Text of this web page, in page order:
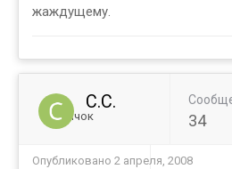
жаждущему.
C.C.
Новичок 34
Опубликовано 2 апреля, 2008